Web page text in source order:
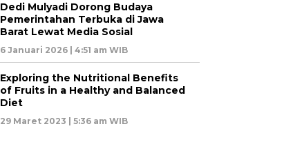
Dedi Mulyadi Dorong Budaya
Pemerintahan Terbuka di Jawa
Barat Lewat Media Sosial
6 Januari 2026 | 4:51 am WIB
Exploring the Nutritional Benefits
of Fruits in a Healthy and Balanced
Diet
29 Maret 2023 | 5:36 am WIB